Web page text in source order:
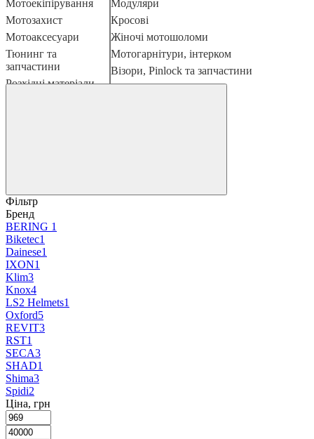
Мотоекіпірування
Мотозахист
Мотоаксесуари
Тюнинг та
запчастини
Розхідні матеріали
Модуляри
Кросові
Жіночі мотошоломи
Мотогарнітури, інтерком
Візори, Pinlock та запчастини
Фільтр
Бренд
BERING 1
Biketec1
Dainese1
IXON1
Klim3
Knox4
LS2 Helmets1
Oxford5
REVIT3
RST1
SECA3
SHAD1
Shima3
Spidi2
Ціна, грн